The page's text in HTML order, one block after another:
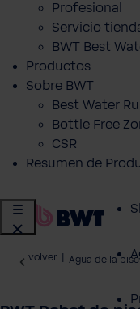
Profesional
Servicio
BWT Best
Productos
Sobre BWT
Best Water
Bottle Free
CSR
Resumen de
volver Agua de la